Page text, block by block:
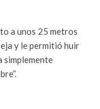
a unos 25 metros
y le permitió huir
simplemente